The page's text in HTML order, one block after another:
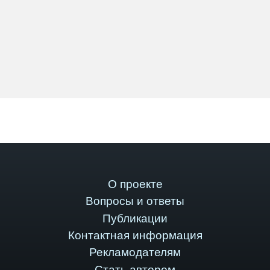
О проекте
Вопросы и ответы
Публикации
Контактная информация
Рекламодателям